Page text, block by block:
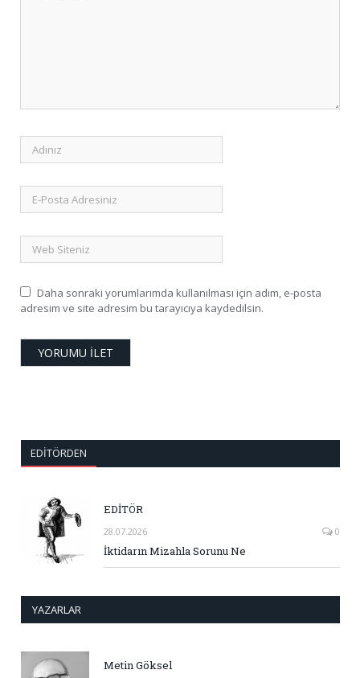
Daha sonraki yorumlarımda kullanılması için adım, e-posta
adresim ve site adresim bu tarayıcıya kaydedilsin.
EDITÖRDEN
EDİTÖR
28.07.2026 0
İktidarın Mizahla Sorunu Ne
YAZARLAR
Metin Göksel